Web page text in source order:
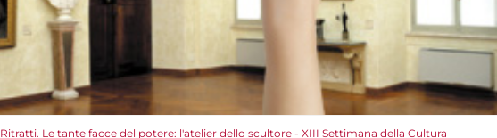
Ritratti. Le tante facce del potere: l'atelier dello scultore - XIII Settimana della Cultura